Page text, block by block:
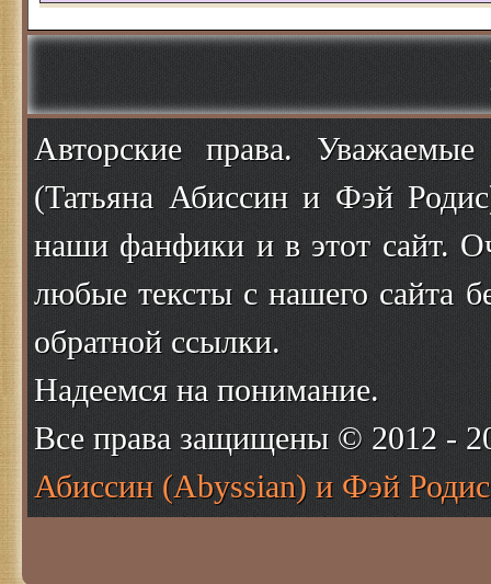
Авторские права.
(Татьяна Абиссин и Фэй
наши фанфики и в этот сайт.
любые тексты с нашего сайта
обратной ссылки.
Надеемся на понимание.
Все права защищены © 2012 -
Абиссин (Abyssian) и Фэй